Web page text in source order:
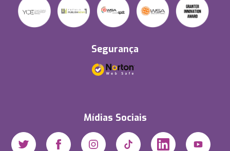
Segurança
Mídias Sociais